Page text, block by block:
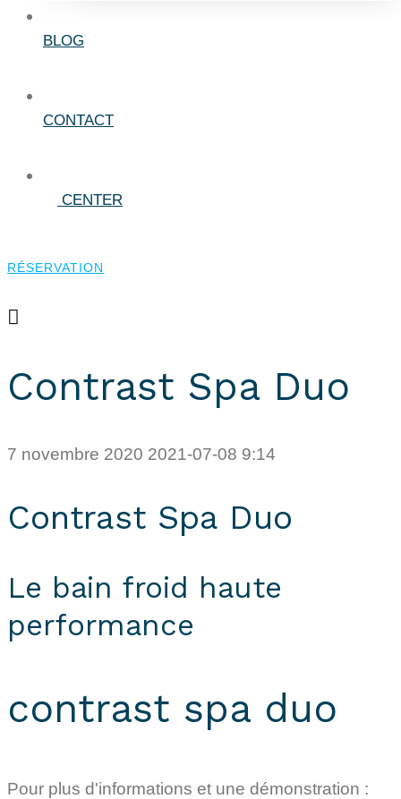
BLOG
CONTACT
CENTER
RÉSERVATION
Contrast Spa Duo
7 novembre 2020 2021-07-08 9:14
Contrast Spa Duo
Le bain froid haute
performance
contrast spa duo
Pour plus d'informations et une démonstration :